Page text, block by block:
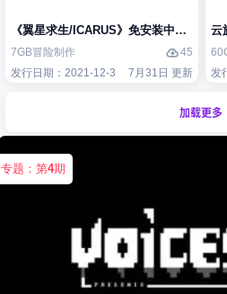
《翼星求生/ICARUS》免安装中文版
7GB冒险制作
45
发行日期：2021-12-3
7月31日 更新
云
发
加载更多
专题：第4期